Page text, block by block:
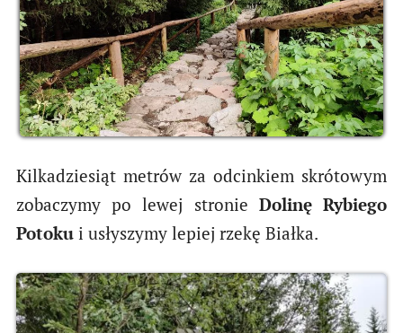
Kilkadziesiąt metrów za odcinkiem skrótowym
zobaczymy po lewej stronie Dolinę Rybiego
Potokui usłyszymy lepiej rzekę Białka.